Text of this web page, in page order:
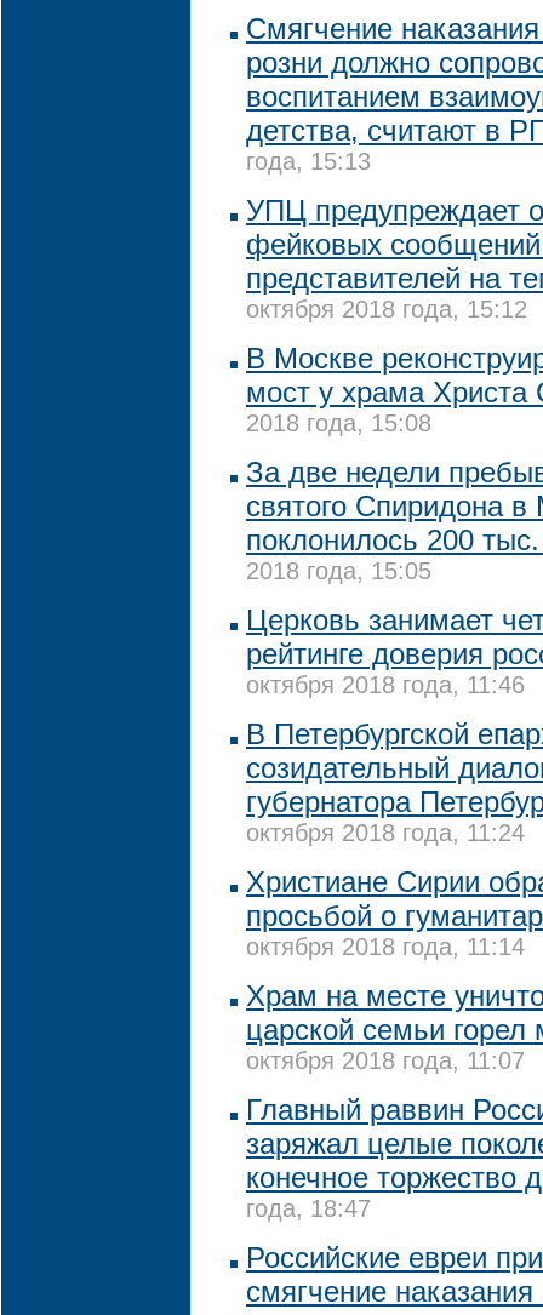
Смягчение
розни должно
воспитанием
детства, считают в
года, 15:13
УПЦ предупреждает
фейковых
представителей на
октября 2018 года, 15:12
В Москве
мост у храма Христа
2018 года, 15:08
За две недели
святого Спиридона
поклонилось 200
2018 года, 15:05
Церковь занимает
рейтинге доверия
октября 2018 года, 11:46
В Петербургской
созидательный
губернатора
октября 2018 года, 11:24
Христиане Сирии
просьбой о
октября 2018 года, 11:14
Храм на месте
царской семьи
октября 2018 года, 11:07
Главный раввин
заряжал целые
конечное торжество
года, 18:47
Российские евреи
смягчение